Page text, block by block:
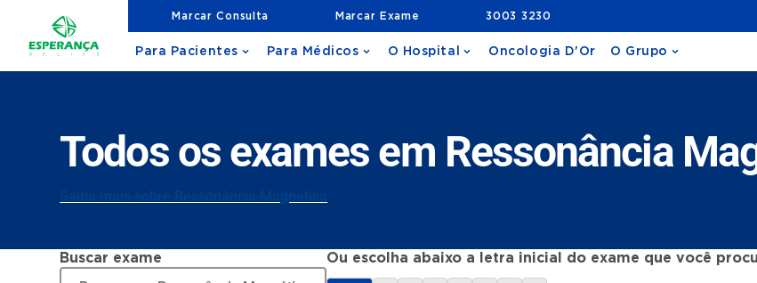
Marcar Consulta Marcar Exame 3003 3230
Para Pacientes Para Médicos O Hospital Oncologia D'Or O Grupo
Todos os exames em Ressonância
Buscar exame Ou escolha abaixo a letra inicial do exame que você